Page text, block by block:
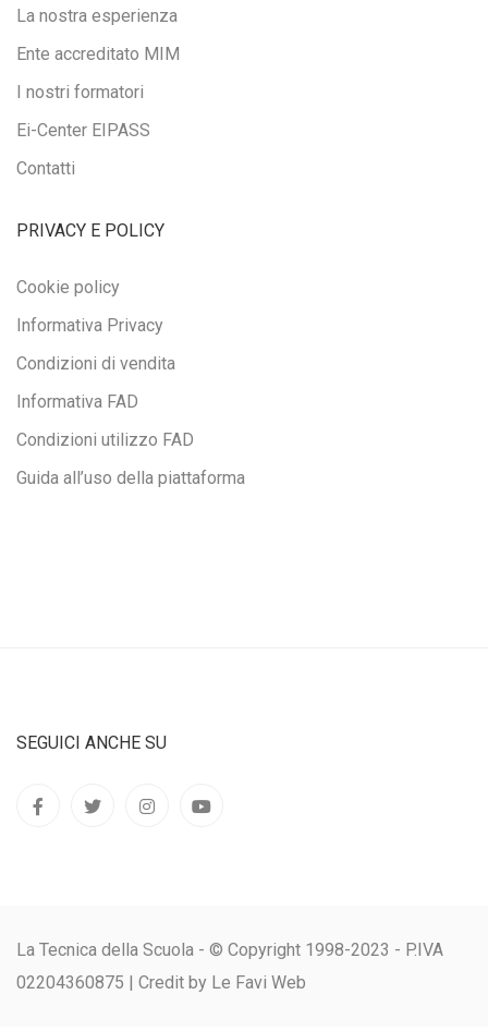
La nostra esperienza
Ente accreditato MIM
I nostri formatori
Ei-Center EIPASS
Contatti
PRIVACY E POLICY
Cookie policy
Informativa Privacy
Condizioni di vendita
Informativa FAD
Condizioni utilizzo FAD
Guida all’uso della piattaforma
SEGUICI ANCHE SU
La Tecnica della Scuola - © Copyright 1998-2023 - P.IVA
02204360875 | Credit by Le Favi Web